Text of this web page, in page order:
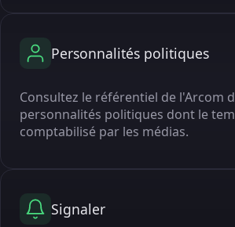
Personnalités politiques
Consultez le référentiel de l'Arcom
personnalités politiques dont le
comptabilisé par les médias.
Signaler